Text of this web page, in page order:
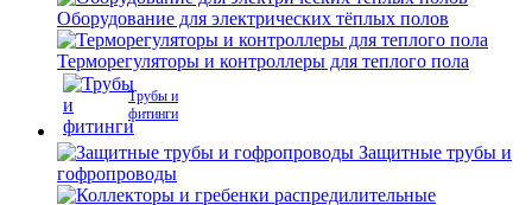
Оборудование для электрических тёплых полов
Терморегуляторы и контроллеры для теплого пола
Трубы и
фитинги
Защитные трубы и
гофропроводы